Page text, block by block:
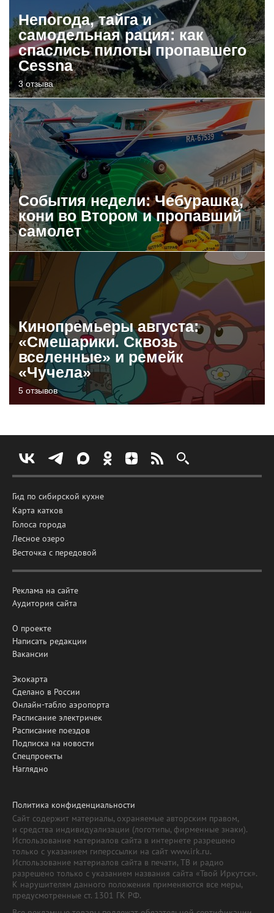
Непогода, тайга и
самодельная рация: как
спаслись пилоты пропавшего
Cessna
3 отзыва
События недели: Чебурашка,
кони во Втором и пропавший
самолет
Кинопремьеры августа:
«Смешарики. Сквозь
вселенные» и ремейк
«Чучела»
5 отзывов
Гид по сибирской кухне
Карта катков
Голоса города
Лесное озеро
Весточка с передовой
Реклама на сайте
Аудитория сайта
О проекте
Написать редакции
Вакансии
Экокарта
Сделано в России
Онлайн-табло аэропорта
Расписание электричек
Расписание поездов
Подписка на новости
Спецпроекты
Наглядно
Политика конфиденциальности
Сайт содержит материалы, охраняемые авторским правом,
и средства индивидуализации (логотипы, фирменные знаки).
Использование материалов сайта в интернете разрешено
только с указанием гиперссылки на сайт www.irk.ru.
Использование материалов сайта в печати, ТВ и радио
разрешено только с указанием названия сайта «Твой Иркутск».
К нарушителям данного положения применяются все меры,
предусмотренные ст. 1301 ГК РФ.